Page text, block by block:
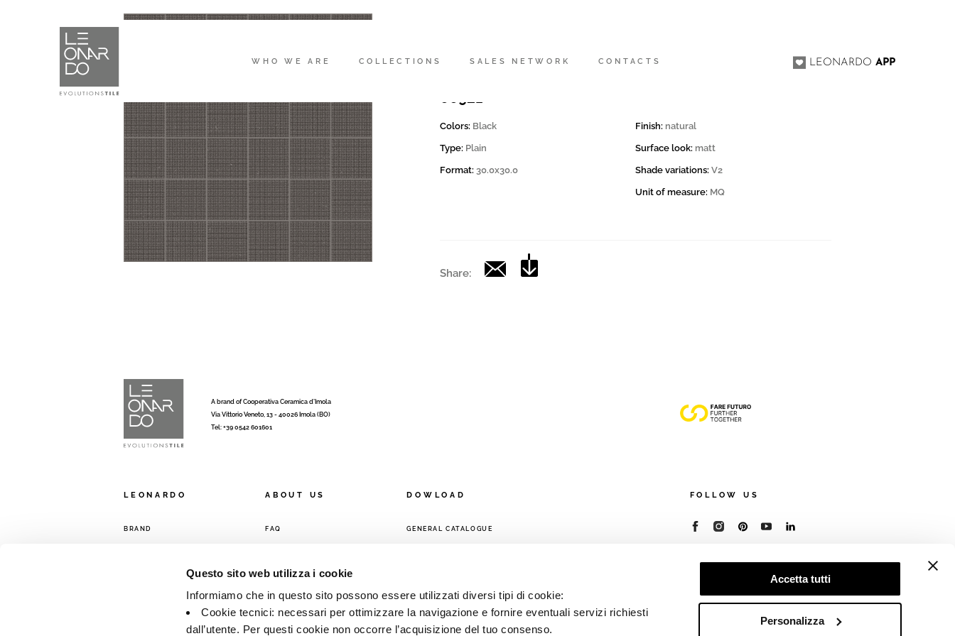
Questo sito web utilizza i cookie
Informiamo che in questo sito possono essere utilizzati diversi tipi di cookie:
Cookie tecnici: necessari per ottimizzare la navigazione e fornire eventuali servizi richiesti
dall’utente. Per questi cookie non occorre l’acquisizione del tuo consenso.
Accetta tutti
Personalizza
WHO WE ARE COLLECTIONS SALES NETWORK CONTACTS LEONARDOAPP
00921
Colors: Black
Type: Plain
Format: 30.0x30.0
Finish: natural
Surface look: matt
Shade variations: V2
Unit of measure: MQ
Share:
A brand of Cooperativa Ceramica d’Imola
Via Vittorio Veneto, 13 - 40026 Imola (BO)
Tel: +39 0542 601601
LEONARDO
BRAND
ABOUT US
FAQ
DOWLOAD
GENERAL CATALOGUE
FOLLOW US
© 2026 - Cooperativa Ceramica d’Imola
R.E.A. BO 5545